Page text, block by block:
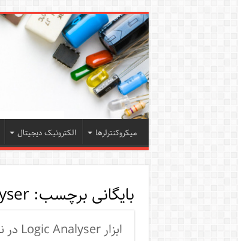
میکروکنترلرها الکترونیک دیجیتال
بایگانی برچسب:
ابزار Logic Analyser در نرم افزار PROTEUS